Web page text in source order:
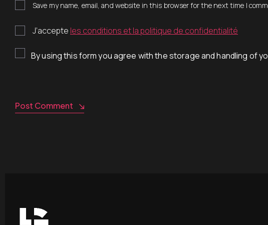
Save my name, email, and website in this browser for the next time I
J’accepte les conditions et la politique de confidentialité
By using this form you agree with the storage and handling of
Post Comment